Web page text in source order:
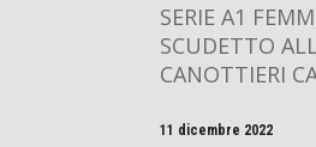
SERIE A1
SCUDETTO
CANOTTIERI
11 dicembre 2022